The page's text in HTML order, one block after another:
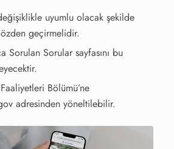
uyumlu olacak şekilde
geçirmelidir.
Sorulan Sorular sayfasını bu
Bölümü’ne
adresinden yöneltilebilir.